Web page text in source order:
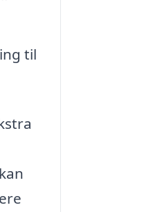
til